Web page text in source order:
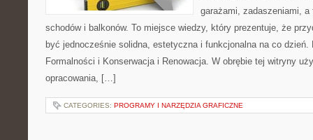
garażami, zadaszeniami,
schodów i balkonów. To miejsce wiedzy, który prezentuje, że
być jednocześnie solidna, estetyczna i funkcjonalna na co dzień.
Formalności i Konserwacja i Renowacja. W obrębie tej witryny
opracowania, […]
CATEGORIES: PROGRAMY I NARZĘDZIA GRAFICZNE